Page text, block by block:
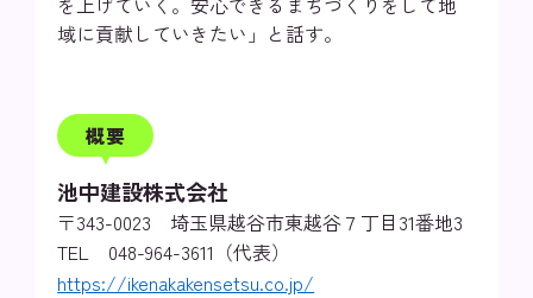
域に貢献していきたい」と話す。
概要
池中建設株式会社
〒343-0023 埼玉県越谷市東越谷７丁目31番地3
TEL 048-964-3611（代表）
https://ikenakakensetsu.co.jp/